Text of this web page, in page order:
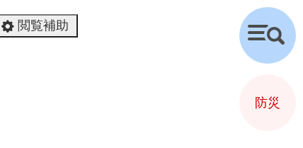
閲覧補助
検
索
防災